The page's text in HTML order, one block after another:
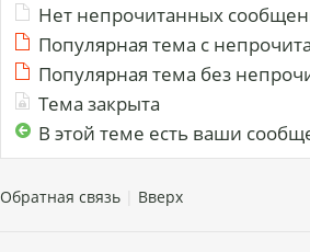
Нет непрочитанных
Популярная тема с
Популярная тема без
Тема закрыта
В этой теме есть ваши
Обратная связь Вверх